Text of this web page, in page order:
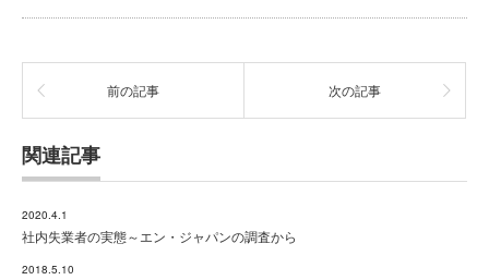
前の記事 次の記事
関連記事
2020.4.1
社内失業者の実態～エン・ジャパンの調査から
2018.5.10